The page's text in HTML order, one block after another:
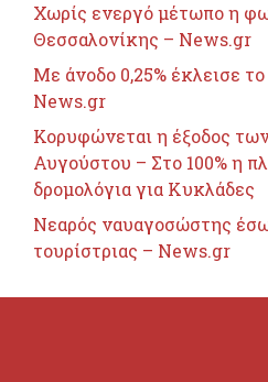
Χωρίς ενεργό μέτωπο η
Θεσσαλονίκης – News.gr
Με άνοδο 0,25% έκλεισε
News.gr
Κορυφώνεται η έξοδος
Αυγούστου – Στο 100% η
δρομολόγια για Κυκλάδες
Νεαρός ναυαγοσώστης
τουρίστριας – News.gr